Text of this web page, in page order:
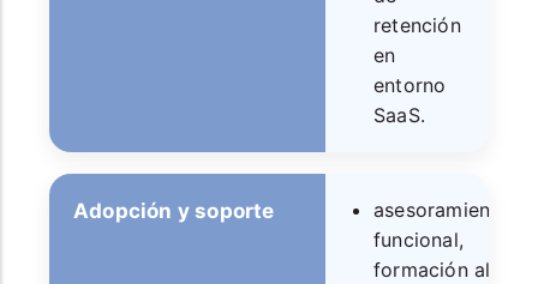
retención
en
entorno
SaaS.
Adopción y soporte
asesoramiento
funcional,
formación al